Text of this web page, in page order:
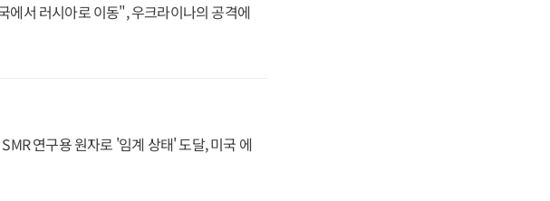
에서 러시아로 이동", 우크라이나의 공격에
연구용 원자로 '임계 상태' 도달, 미국 에